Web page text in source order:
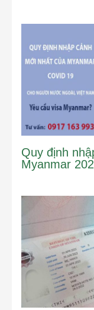
Quy định
Myanmar